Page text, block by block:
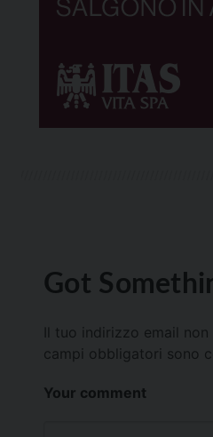
Got
Il tuo indirizzo email
campi obbligatori sono
Your comment